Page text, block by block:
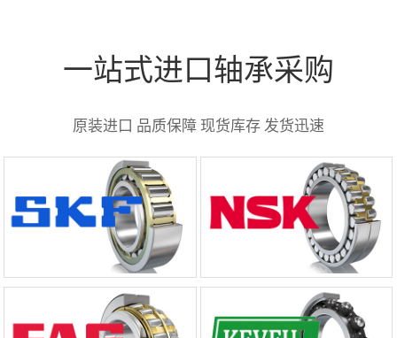
一站式进口轴承采购
原装进口 品质保障 现货库存 发货迅速